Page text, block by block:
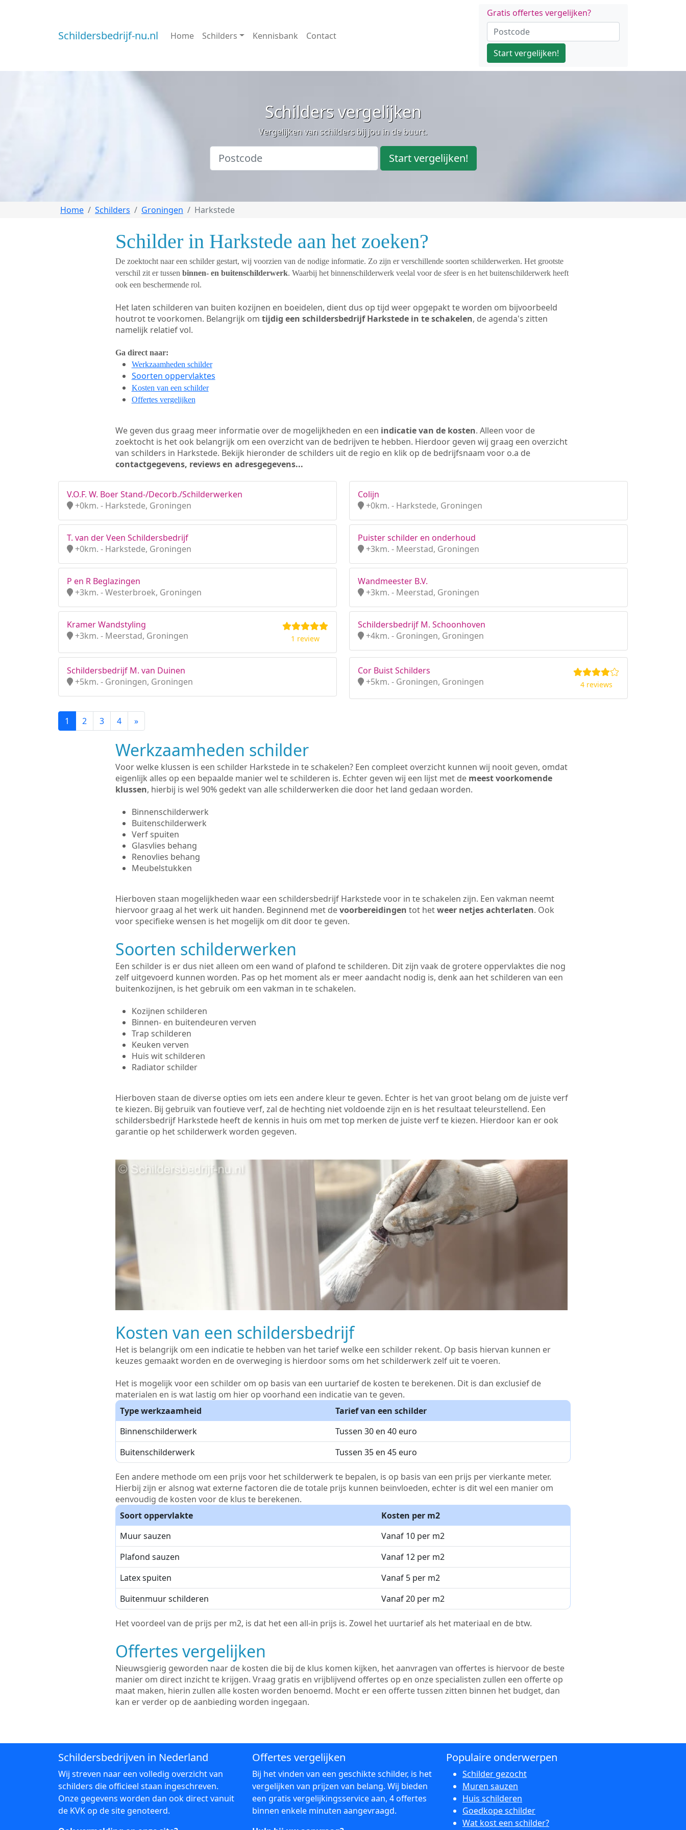
Schildersbedrijf-nu.nl Home Schilders Kennisbank Contact
Gratis offertes vergelijken?
Start vergelijken!
Schilders vergelijken
Vergelijken van schilders bij jou in de buurt.
Start vergelijken!
Home Schilders Groningen Harkstede
Schilder in Harkstede aan het zoeken?
De zoektocht naar een schilder gestart, wij voorzien van de nodige informatie. Zo zijn er verschillende soorten schilderwerken. Het grootste
verschil zit er tussen binnen- en buitenschilderwerk. Waarbij het binnenschilderwerk veelal voor de sfeer is en het buitenschilderwerk heeft
ook een beschermende rol.
Het laten schilderen van buiten kozijnen en boeidelen, dient dus op tijd weer opgepakt te worden om bijvoorbeeld
houtrot te voorkomen. Belangrijk om tijdig een schildersbedrijf Harkstede in te schakelen, de agenda's zitten
namelijk relatief vol.
Ga direct naar:
Werkzaamheden schilder
Soorten oppervlaktes
Kosten van een schilder
Offertes vergelijken
We geven dus graag meer informatie over de mogelijkheden en een indicatie van de kosten. Alleen voor de
zoektocht is het ook belangrijk om een overzicht van de bedrijven te hebben. Hierdoor geven wij graag een overzicht
van schilders in Harkstede. Bekijk hieronder de schilders uit de regio en klik op de bedrijfsnaam voor o.a de
contactgegevens, reviews en adresgegevens...
V.O.F. W. Boer Stand-/Decorb./Schilderwerken
+0km. - Harkstede, Groningen
Colijn
+0km. - Harkstede, Groningen
T. van der Veen Schildersbedrijf
+0km. - Harkstede, Groningen
Puister schilder en onderhoud
+3km. - Meerstad, Groningen
P en R Beglazingen
+3km. - Westerbroek, Groningen
Wandmeester B.V.
+3km. - Meerstad, Groningen
Kramer Wandstyling
+3km. - Meerstad, Groningen
1 review
Schildersbedrijf M. Schoonhoven
+4km. - Groningen, Groningen
Schildersbedrijf M. van Duinen
+5km. - Groningen, Groningen
Cor Buist Schilders
+5km. - Groningen, Groningen
4 reviews
1 2 3 4 »
Werkzaamheden schilder
Voor welke klussen is een schilder Harkstede in te schakelen? Een compleet overzicht kunnen wij nooit geven, omdat
eigenlijk alles op een bepaalde manier wel te schilderen is. Echter geven wij een lijst met de meest voorkomende
klussen, hierbij is wel 90% gedekt van alle schilderwerken die door het land gedaan worden.
Binnenschilderwerk
Buitenschilderwerk
Verf spuiten
Glasvlies behang
Renovlies behang
Meubelstukken
Hierboven staan mogelijkheden waar een schildersbedrijf Harkstede voor in te schakelen zijn. Een vakman neemt
hiervoor graag al het werk uit handen. Beginnend met devoorbereidingen tot hetweer netjes achterlaten. Ook
voor specifieke wensen is het mogelijk om dit door te geven.
Soorten schilderwerken
Een schilder is er dus niet alleen om een wand of plafond te schilderen. Dit zijn vaak de grotere oppervlaktes die nog
zelf uitgevoerd kunnen worden. Pas op het moment als er meer aandacht nodig is, denk aan het schilderen van een
buitenkozijnen, is het gebruik om een vakman in te schakelen.
Kozijnen schilderen
Binnen- en buitendeuren verven
Trap schilderen
Keuken verven
Huis wit schilderen
Radiator schilder
Hierboven staan de diverse opties om iets een andere kleur te geven. Echter is het van groot belang om de juiste verf
te kiezen. Bij gebruik van foutieve verf, zal de hechting niet voldoende zijn en is het resultaat teleurstellend. Een
schildersbedrijf Harkstede heeft de kennis in huis om met top merken de juiste verf te kiezen. Hierdoor kan er ook
garantie op het schilderwerk worden gegeven.
Kosten van een schildersbedrijf
Het is belangrijk om een indicatie te hebben van het tarief welke een schilder rekent. Op basis hiervan kunnen er
keuzes gemaakt worden en de overweging is hierdoor soms om het schilderwerk zelf uit te voeren.
Het is mogelijk voor een schilder om op basis van een uurtarief de kosten te berekenen. Dit is dan exclusief de
materialen en is wat lastig om hier op voorhand een indicatie van te geven.
Type werkzaamheid
Tarief van een schilder
Binnenschilderwerk
Tussen 30 en 40 euro
Buitenschilderwerk
Tussen 35 en 45 euro
Een andere methode om een prijs voor het schilderwerk te bepalen, is op basis van een prijs per vierkante meter.
Hierbij zijn er alsnog wat externe factoren die de totale prijs kunnen beïnvloeden, echter is dit wel een manier om
eenvoudig de kosten voor de klus te berekenen.
Soort oppervlakte
Kosten per m2
Muur sauzen
Vanaf 10 per m2
Plafond sauzen
Vanaf 12 per m2
Latex spuiten
Vanaf 5 per m2
Buitenmuur schilderen
Vanaf 20 per m2
Het voordeel van de prijs per m2, is dat het een all-in prijs is. Zowel het uurtarief als het materiaal en de btw.
Offertes vergelijken
Nieuwsgierig geworden naar de kosten die bij de klus komen kijken, het aanvragen van offertes is hiervoor de beste
manier om direct inzicht te krijgen. Vraag gratis en vrijblijvend offertes op en onze specialisten zullen een offerte op
maat maken, hierin zullen alle kosten worden benoemd. Mocht er een offerte tussen zitten binnen het budget, dan
kan er verder op de aanbieding worden ingegaan.
Schildersbedrijven in Nederland
Wij streven naar een volledig overzicht van
schilders die officieel staan ingeschreven.
Onze gegevens worden dan ook direct vanuit
de KVK op de site genoteerd.
Offertes vergelijken
Bij het vinden van een geschikte schilder, is het
vergelijken van prijzen van belang. Wij bieden
een gratis vergelijkingsservice aan, 4 offertes
binnen enkele minuten aangevraagd.
Populaire onderwerpen
Schilder gezocht
Muren sauzen
Huis schilderen
Goedkope schilder
Wat kost een schilder?